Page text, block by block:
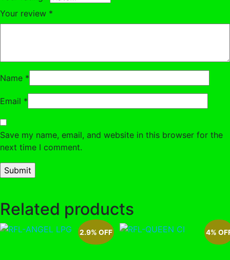
Your review *
Name *
Email *
Save my name, email, and website in this browser for the
next time I comment.
Related products
2.9% OFF 4%